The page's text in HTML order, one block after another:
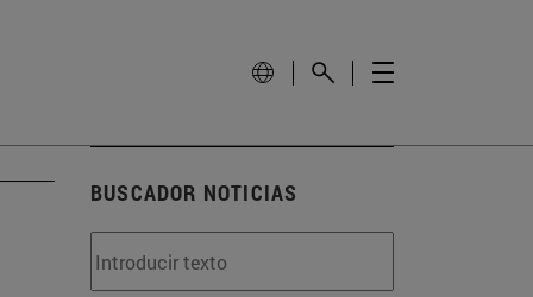
BUSCADOR NOTICIAS